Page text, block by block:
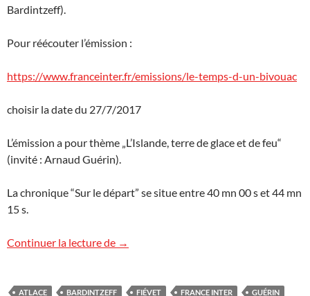
Bardintzeff).
Pour réécouter l’émission :
https://www.franceinter.fr/emissions/le-temps-d-un-bivouac
choisir la date du 27/7/2017
L’émission a pour thème „L’Islande, terre de glace et de feu“
(invité : Arnaud Guérin).
La chronique “Sur le départ” se situe entre 40 mn 00 s et 44 mn
15 s.
Continuer la lecture de France Inter : départ pour le Japon
→
ATLACE BARDINTZEFF FIÉVET FRANCE INTER
GUÉRIN